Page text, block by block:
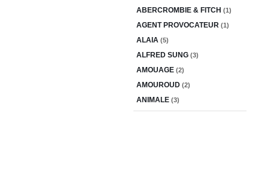
ABERCROMBIE & FITCH (1)
AGENT PROVOCATEUR (1)
ALAIA (5)
ALFRED SUNG (3)
AMOUAGE (2)
AMOUROUD (2)
ANIMALE (3)